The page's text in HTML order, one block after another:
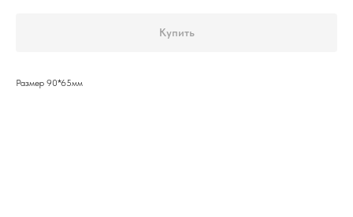
Купить
Размер 90*65мм